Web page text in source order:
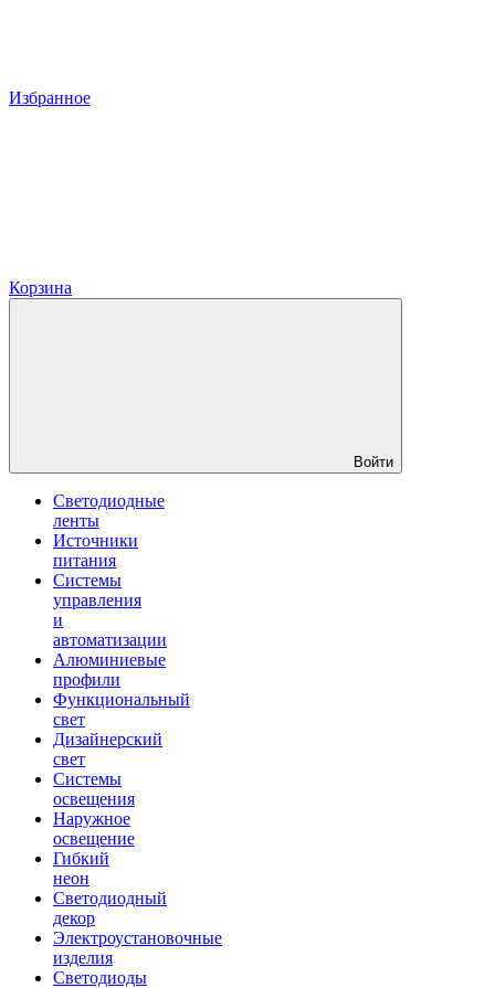
Избранное
Корзина
Войти
Светодиодные
ленты
Источники
питания
Системы
управления
и
автоматизации
Алюминиевые
профили
Функциональный
свет
Дизайнерский
свет
Системы
освещения
Наружное
освещение
Гибкий
неон
Светодиодный
декор
Электроустановочные
изделия
Светодиоды